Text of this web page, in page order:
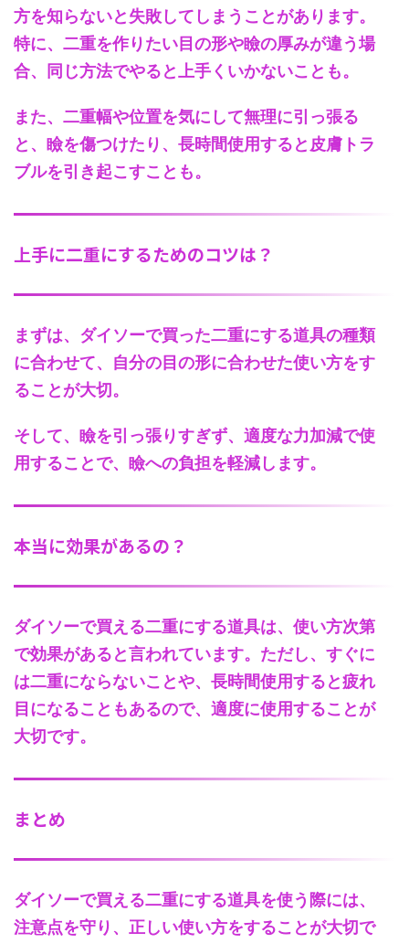
方を知らないと失敗してしまうことがあります。
特に、二重を作りたい目の形や瞼の厚みが違う場
合、同じ方法でやると上手くいかないことも。
また、二重幅や位置を気にして無理に引っ張る
と、瞼を傷つけたり、長時間使用すると皮膚トラ
ブルを引き起こすことも。
上手に二重にするためのコツは？
まずは、 ダイソーで買った二重にする道具の種類
に合わせて、自分の目の形に合わせた使い方をす
ることが大切。
そして、瞼を引っ張りすぎず、適度な力加減で使
用することで、瞼への負担を軽減します。
本当に効果があるの？
ダイソーで買える二重にする道具は、使い方次第
で効果があると言われています。 ただし、すぐに
は二重にならないことや、長時間使用すると疲れ
目になることもあるので、適度に使用することが
大切です。
まとめ
ダイソーで買える二重にする道具を使う際には、
注意点を守り、正しい使い方をすることが大切で